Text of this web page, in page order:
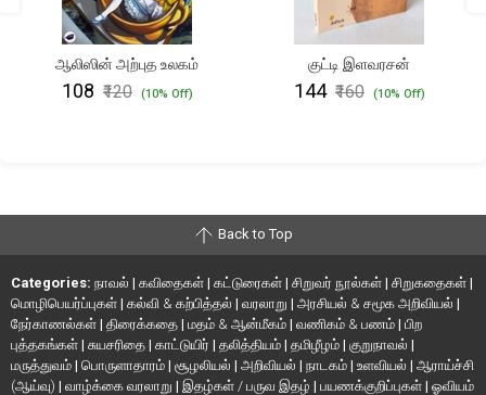
ஆலிஸின் அற்புத உலகம்
₹108 ₹120 (10% Off)
குட்டி இளவரசன்
₹144 ₹160 (10% Off)
Back to Top
Categories: நாவல் | கவிதைகள் | கட்டுரைகள் | சிறுவர் நூல்கள் | சிறுகதைகள் |
மொழிபெயர்ப்புகள் | கல்வி & கற்பித்தல் | வரலாறு | அரசியல் & சமூக அறிவியல் |
நேர்காணல்கள் | திரைக்கதை | மதம் & ஆன்மீகம் | வணிகம் & பணம் | பிற
புத்தகங்கள் | சுயசரிதை | காட்டுயிர் | தலித்தியம் | தமிழீழம் | குறுநாவல் |
மருத்துவம் | பொருளாதாரம் | சூழலியல் | அறிவியல் | நாடகம் | உளவியல் | ஆராய்ச்சி
(ஆய்வு) | வாழ்க்கை வரலாறு | இதழ்கள் / பருவ இதழ் | பயணக்குறிப்புகள் | ஓவியம்